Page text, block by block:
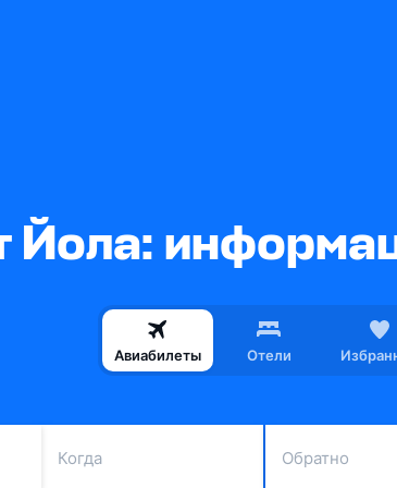
Йола:
Авиабилеты Отели
Когда Обратно